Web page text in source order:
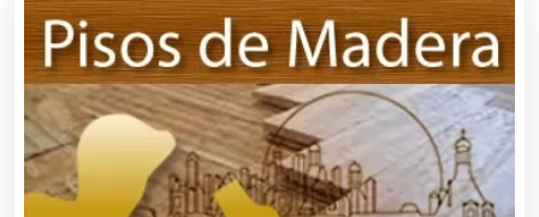
Aseguradoras
Asesores Técnicos
Asesoría Fiscal